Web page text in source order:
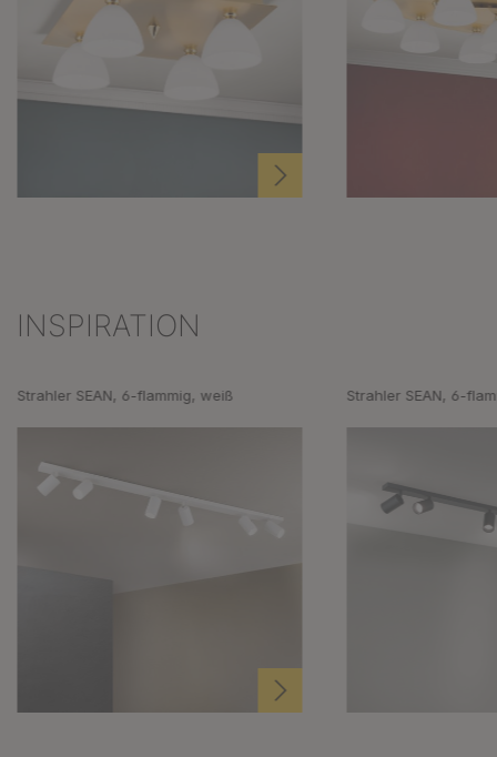
Produktgalerie überspringen
INSPIRATION
Strahler SEAN, 6-flammig, weiß Strahler SEAN, 6-